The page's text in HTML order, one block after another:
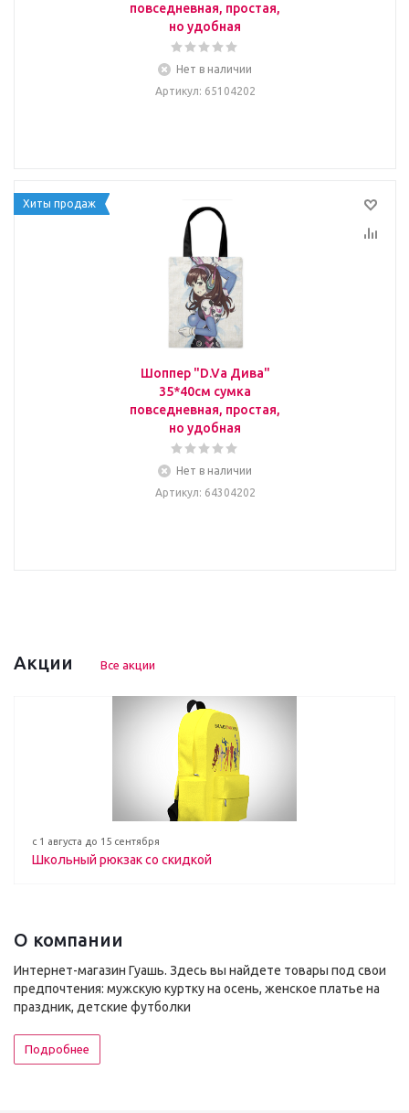
повседневная, простая,
но удобная
Нет в наличии
Артикул: 65104202
Хиты продаж
Шоппер "D.Va Дива"
35*40см сумка
повседневная, простая,
но удобная
Нет в наличии
Артикул: 64304202
Акции Все акции
с 1 августа до 15 сентября
Школьный рюкзак со скидкой
О компании
Интернет-магазин Гуашь. Здесь вы найдете товары под свои
предпочтения: мужскую куртку на осень, женское платье на
праздник, детские футболки
Подробнее